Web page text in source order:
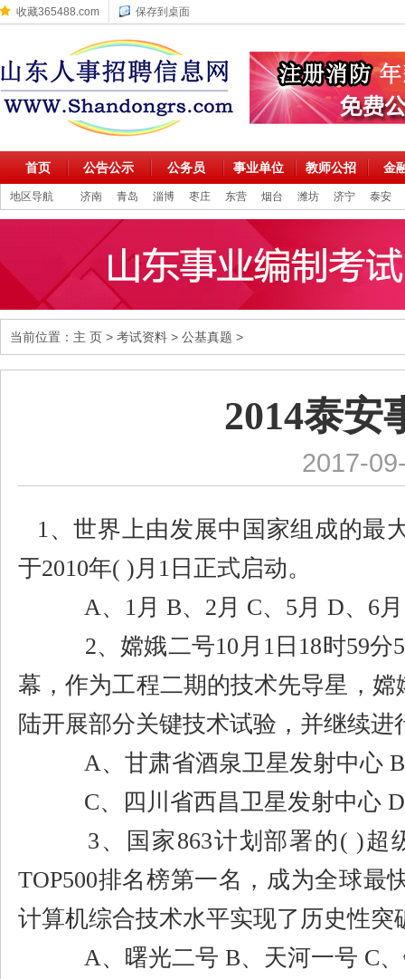
收藏365488.com 保存到桌面
首页 公告公示 公务员 事业单位 教师公招 金
地区导航 济南 青岛 淄博 枣庄 东营 烟台 潍坊 济宁 泰安
当前位置： 主 页 > 考试资料 > 公基真题 >
2014泰安
2017-
1、世界上由发展中国家组成的最
于2010年( )月 1 日正式启动。
A、 1月 B、 2月 C、 5月 D、 6月
2、嫦娥二号10 月 1 日 18时59分
幕，作为工程二期的技术先导星，
陆开展部分关键技术试验，并继续
A、甘肃省酒泉卫星发射中心 B
C、四川省西昌卫星发射中心 D
3、国家863计划部署的( )超
TOP500排名榜第一名，成为全球最
计算机综合技术水平实现了历史性突
A、曙光二号 B、天河一号 C